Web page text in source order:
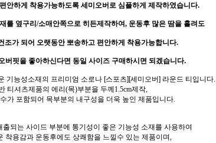
안하게 착용가능하도록 세미오버로 심플하게 제작하였습니다.
를 옆구리/소매안쪽으로 히든제작하여, 운동후 많은 땀을 흘려도
조가 되어 오랫동안 뽀송하고 편안하게 착용가능합니다.
버핏을 좋아하신다면 동일 사이즈 구매하시면 되겠습니다.
기능성소재의 프리미엄 소로나 [스포츠][세미오버] 라운드 티입니다.
티셔츠제품의 에리(목)부분을 두께1.5cm제작,
가 포함되어 목부분의 내구성을 더욱 높인 제품입니다.
출되는 사이드 부분에 통기성이 좋은 기능성 소재를 사용하여
착용감과 운동후에도 상쾌함을 느낄수 있는 제품이며,